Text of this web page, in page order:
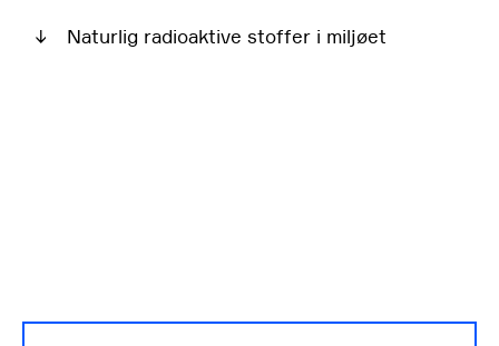
↓ Naturlig radioaktive stoffer i miljøet